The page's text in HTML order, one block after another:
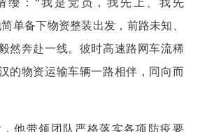
单备下物资整装出发，前路未知、
然奔赴一线。彼时高速路网车流稀
的物资运输车辆一路相伴，同向而
他带领团队严格落实各项防疫要